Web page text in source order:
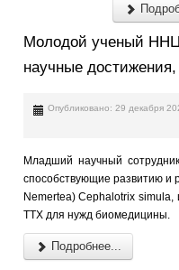
Молодой ученый
научные
Опубликовано: 29 декабря
Младший научный
способствующие развитию и
Nemertea) Cephalotrix simula,
ТТХ для нужд биомедицины.
Подробнее...